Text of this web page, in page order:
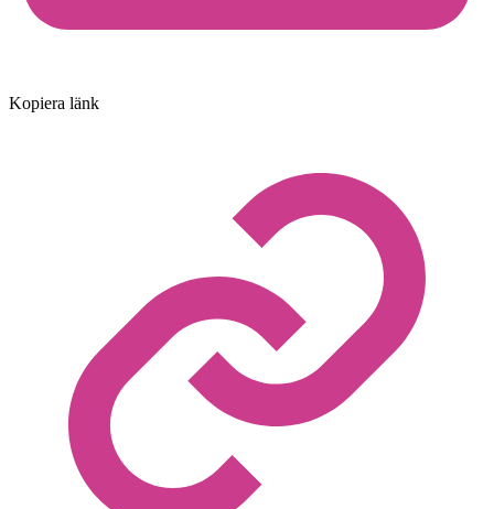
Kopiera länk